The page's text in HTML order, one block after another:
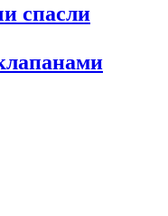
спасли